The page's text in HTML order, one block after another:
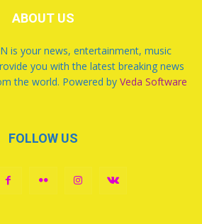
ABOUT US
is your news, entertainment, music
you with the latest breaking news
the world. Powered by Veda Software
FOLLOW US